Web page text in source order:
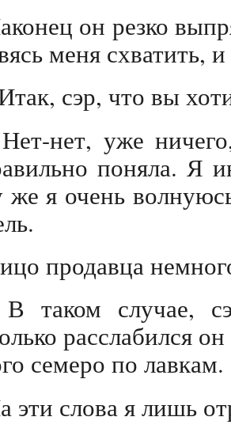
он резко
меня схватить,
сэр, что вы
нет, уже
поняла. Я
же я очень
продавца
таком случае,
расслабился
семеро по лавкам.
эти слова я лишь